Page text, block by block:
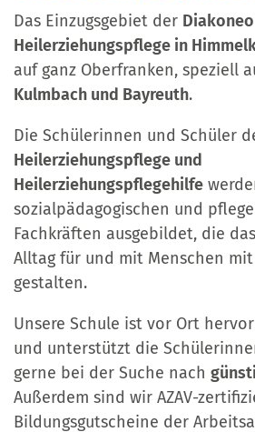
Das Einzugsgebiet der
Heilerziehungspflege in
auf ganz Oberfranken, speziell
Kulmbach und Bayreuth.
Die Schülerinnen und Schüler
Heilerziehungspflege und
Heilerziehungspflegehilfe
sozialpädagogischen und
Fachkräften ausgebildet, die
Alltag für und mit Menschen
gestalten.
Unsere Schule ist vor Ort
und unterstützt die
gerne bei der Suche nach
Außerdem sind wir AZAV-
Bildungsgutscheine der